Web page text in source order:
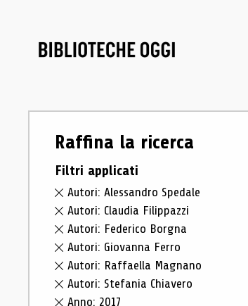
Raffina la ricerca
Filtri applicati
Autori: Alessandro Spedale
Autori: Claudia Filippazzi
Autori: Federico Borgna
Autori: Giovanna Ferro
Autori: Raffaella Magnano
Autori: Stefania Chiavero
Anno: 2017